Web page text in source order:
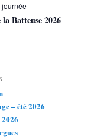
journée
la Batteuse 2026
– été 2026